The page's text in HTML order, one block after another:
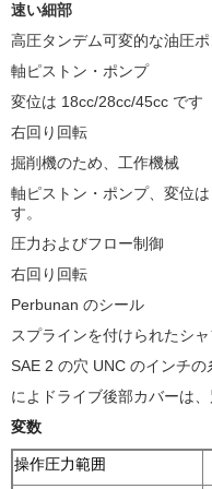
速い細部
高圧タンデム可変的な油圧
軸ピストン・ポンプ
変位は 18cc/28cc/45cc です
右回り回転
掘削機のため、工作機械
軸ピストン・ポンプ、変位
す。
圧力およびフロー制御
右回り回転
Perbunan のシール
スプラインを付けられたシャ
SAE 2 の穴 UNC のインチの
によドライブ後部カバーは
変数
操作圧力範囲